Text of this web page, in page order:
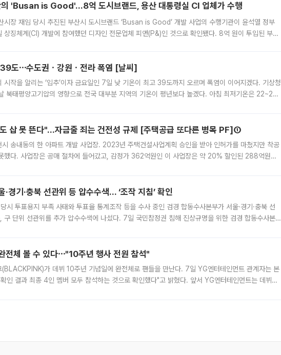
의 'Busan is Good'…8억 도시브랜드, 용산 대통령실 CI 업체가 수행
시장 재임 당시 추진된 부산시 도시브랜드 ‘Busan is Good’ 개발 사업의 수행기관이 윤석열 정부
상징체계(CI) 개발에 참여했던 디자인 전문업체 피앤(P&)인 것으로 확인됐다. 8억 원이 투입된 부산
도⋯수도권ㆍ강원ㆍ전라 폭염 [날씨]
시작을 알리는 ‘입추’이자 금요일인 7일 낮 기온이 최고 39도까지 오르며 폭염이 이어지겠다. 기상청
북태평양고기압의 영향으로 전국 대부분 지역의 기온이 평년보다 높겠다. 아침 최저기온은 22~27
삽 못 뜬다"…자금줄 죄는 건전성 규제 [주택공급 또다른 병목 PF]①
시 송내동의 한 아파트 개발 사업장. 2023년 주택건설사업계획 승인을 받아 인허가를 마쳤지만 착공
했다. 사업장은 공매 절차에 들어갔고, 감정가 362억원인 이 사업장은 약 20% 할인된 288억원에
·경기·충북 선관위 등 압수수색… ‘조작 지침’ 확인
시 투표용지 부족 사태와 투표율 통계조작 등을 수사 중인 검경 합동수사본부가 서울·경기·충북 선
구 단위 선관위를 추가 압수수색에 나섰다. 7일 국민참정권 침해 진상규명을 위한 검경 합동수사본
전체 볼 수 있다⋯"10주년 행사 전원 참석"
(BLACKPINK)가 데뷔 10주년 기념일에 완전체로 팬들을 만난다. 7일 YG엔터테인먼트 관계자는 본
인 결과 최종 4인 멤버 모두 참석하는 것으로 확인했다"고 밝혔다. 앞서 YG엔터테인먼트는 데뷔